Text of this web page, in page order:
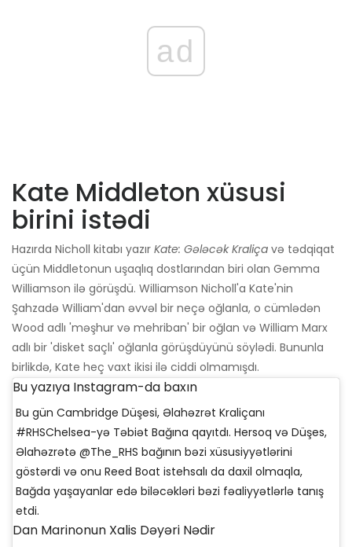
ad
Kate Middleton xüsusi
birini istədi
Hazırda Nicholl kitabı yazır Kate: Gələcək Kraliça və tədqiqat
üçün Middletonun uşaqlıq dostlarından biri olan Gemma
Williamson ilə görüşdü. Williamson Nicholl'a Kate'nin
Şahzadə William'dan əvvəl bir neçə oğlanla, o cümlədən
Wood adlı 'məşhur və mehriban' bir oğlan və William Marx
adlı bir 'disket saçlı' oğlanla görüşdüyünü söylədi. Bununla
birlikdə, Kate heç vaxt ikisi ilə ciddi olmamışdı.
Bu yazıya Instagram-da baxın
Bu gün Cambridge Düşesi, Əlahəzrət Kraliçanı
#RHSChelsea-yə Təbiət Bağına qayıtdı. Hersoq və Düşes,
Əlahəzrətə @The_RHS bağının bəzi xüsusiyyətlərini
göstərdi və onu Reed Boat istehsalı da daxil olmaqla,
Bağda yaşayanlar edə biləcəkləri bəzi fəaliyyətlərlə tanış
etdi.
Dan Marinonun Xalis Dəyəri Nədir